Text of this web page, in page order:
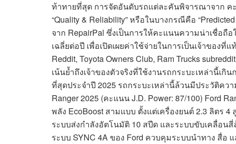
ท้าทายที่สุด การจัดอันดับรถแต่ละคันพิจารณาจาก ค
“Quality & Reliability” หรือในบางกรณีคือ
จาก RepairPal ซึ่งเป็นการให้คะแนนความน่าเชื่อ
เฉลี่ยต่อปี เพื่อเปิดเผยค่าใช้จ่ายในการเป็นเจ้าของ
Reddit, Toyota Owners Club, Ram Trucks
เน้นย้ำถึงเจ้าของตัวจริงที่ใช้งานรถกระบะเหล่านี้เ
ที่สุดประจำปี 2025 รถกระบะเหล่านี้ล้วนมีประวัติค
Ranger 2025 (คะแนน J.D. Power: 87/100) Ford
พลัง EcoBoost สามแบบ ตั้งแต่เครื่องยนต์ 2.3 ลิตร
ระบบส่งกำลังอัตโนมัติ 10 สปีด และระบบขับเคลื่อ
ระบบ SYNC 4A ของ Ford ควบคุมระบบนำทาง สื่อ